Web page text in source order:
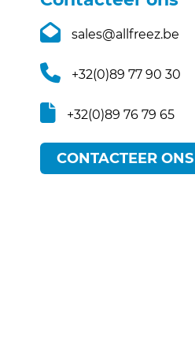
sales@allfreez.be
+32(0)89 77 90 30
+32(0)89 76 79 65
CONTACTEER ONS